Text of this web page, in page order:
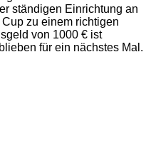
ständigen Einrichtung an
zu einem richtigen
von 1000 € ist
für ein nächstes Mal.